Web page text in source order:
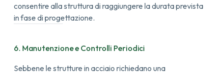
consentire alla struttura di raggiungere la durata prevista
in fase di progettazione.
6. Manutenzione e Controlli Periodici
Sebbene le strutture in acciaio richiedano una